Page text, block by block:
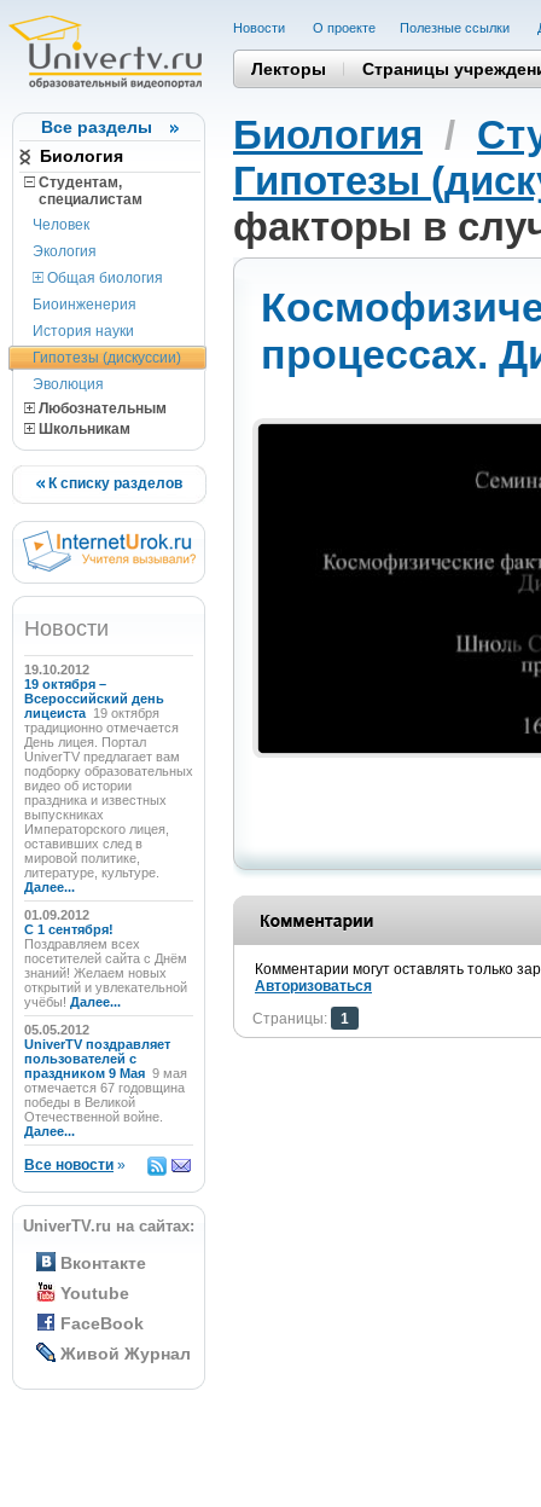
Все разделы
Биология
Студентам,
cпециалистам
Человек
Экология
Общая биология
Биоинженерия
История науки
Гипотезы (дискуссии)
Эволюция
Любознательным
Школьникам
К списку разделов
Новости
19.10.2012
19 октября –
Всероссийский день
лицеиста 19 октября
традиционно отмечается
День лицея. Портал
UniverTV предлагает вам
подборку образовательных
видео об истории
праздника и известных
выпускниках
Императорского лицея,
оставивших след в
мировой политике,
литературе, культуре.
Далее...
01.09.2012
C 1 сентября!
Поздравляем всех
посетителей сайта с Днём
знаний! Желаем новых
открытий и увлекательной
учёбы! Далее...
05.05.2012
UniverTV поздравляет
пользователей с
праздником 9 Мая 9 мая
отмечается 67 годовщина
победы в Великой
Отечественной войне.
Далее...
Все новости »
UniverTV.ru на сайтах:
Вконтакте
Youtube
FaceBook
Живой Журнал
Новости О проекте Полезные cсылки
Лекторы Страницы
Биология /
Гипотезы
факторы в
процессах.
Комментарии могут оставлять только
Авторизоваться
Страницы:
1